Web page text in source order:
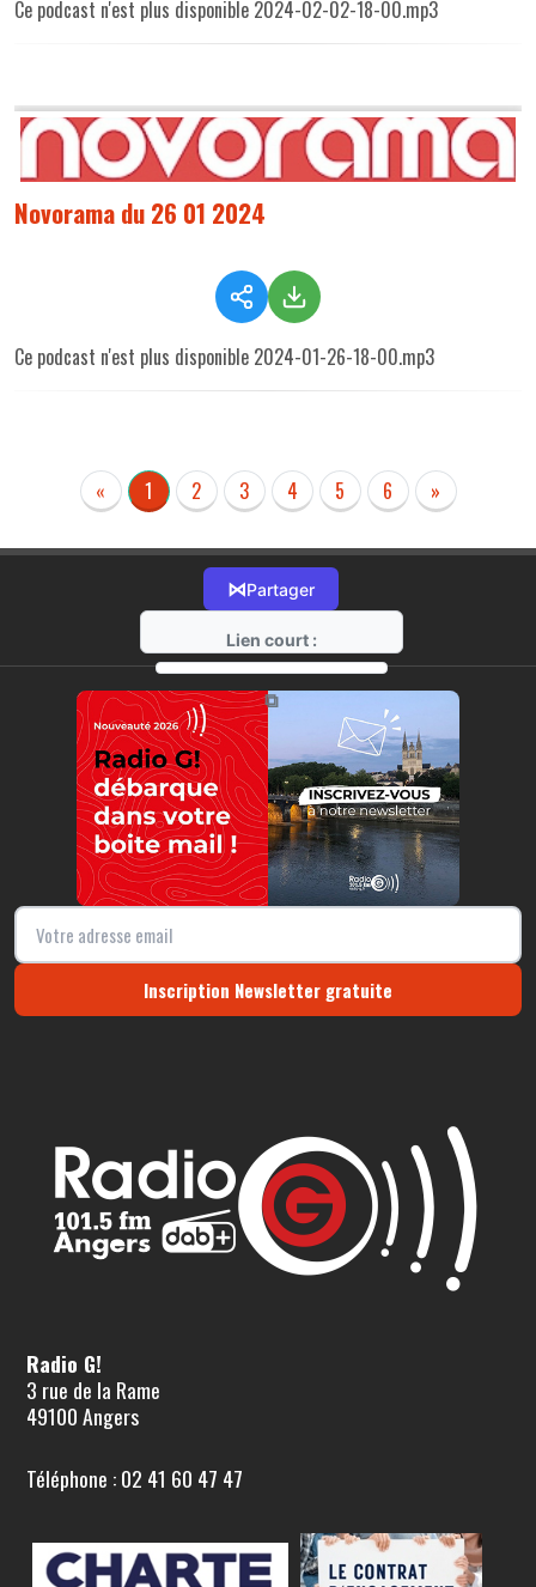
Ce podcast n'est plus disponible 2024-02-02-18-00.mp3
Novorama du 26 01 2024
Ce podcast n'est plus disponible 2024-01-26-18-00.mp3
« 1 2 3 4 5 6 »
⋈Partager
Lien court :
https://radio-g.fr?r67
⧉
Inscription Newsletter gratuite
Radio G!
3 rue de la Rame
49100 Angers
Téléphone : 02 41 60 47 47